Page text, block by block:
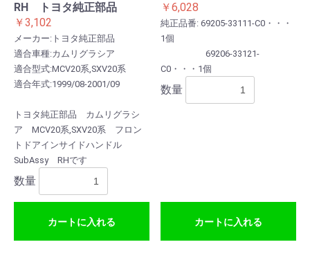
RH トヨタ純正部品
￥3,102
メーカー:トヨタ純正部品
適合車種:カムリグラシア
適合型式:MCV20系,SXV20系
適合年式:1999/08-2001/09
トヨタ純正部品 カムリグラシ
ア MCV20系,SXV20系 フロン
トドアインサイドハンドル
SubAssy RHです
数量
カートに入れる
￥6,028
純正品番: 69205-33111-C0・・・
1個
69206-33121-
C0・・・1個
数量
カートに入れる